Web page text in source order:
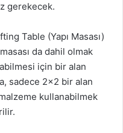
gerekecek.
Table (Yapı Masası)
da dahil olmak
için bir alan
sadece 2×2 bir alan
kullanabilmek